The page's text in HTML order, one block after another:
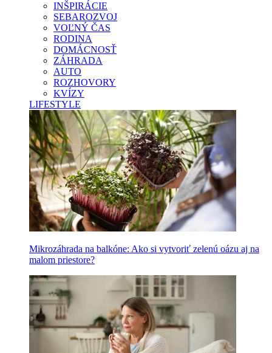
INŠPIRÁCIE
SEBAROZVOJ
VOĽNÝ ČAS
RODINA
DOMÁCNOSŤ
ZÁHRADA
AUTO
ROZHOVORY
KVÍZY
LIFESTYLE
Mikrozáhrada na balkóne: Ako si vytvoriť zelenú oázu aj na
malom priestore?